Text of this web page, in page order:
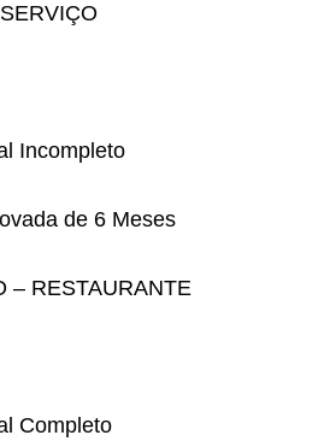
Incompleto
de 6 Meses
– RESTAURANTE
Completo